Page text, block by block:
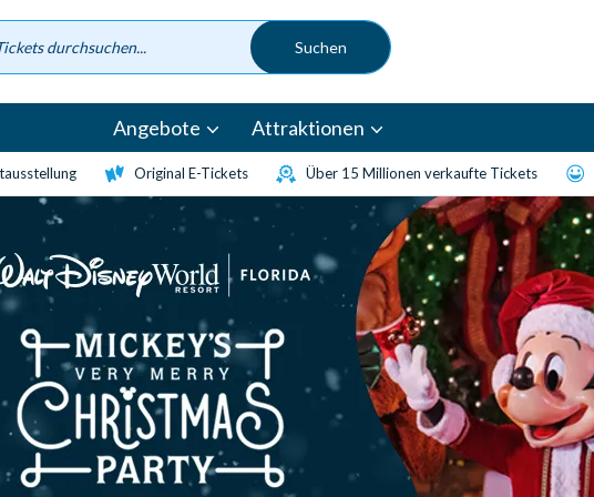
Angebote Attraktionen
Original E-Tickets Über 15 Millionen verkaufte Tickets